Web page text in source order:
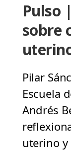
Pulso
sobre
Pilar
Escuela
Andrés
uterino y